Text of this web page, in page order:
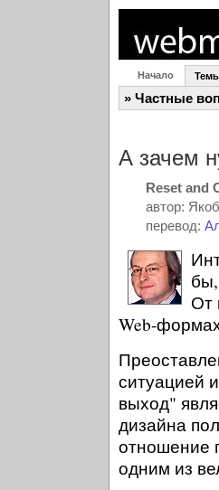
Начало
» Частные
А зачем
Reset and
автор:
перевод:
От
Web-
ситуацией
выход"
дизайна
отношение
одним из